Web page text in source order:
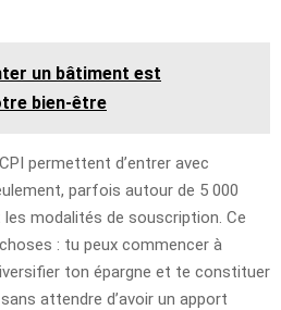
un bâtiment est
bien-être
permettent d’entrer avec
parfois autour de 5 000
modalités de souscription. Ce
: tu peux commencer à
ton épargne et te constituer
attendre d’avoir un apport